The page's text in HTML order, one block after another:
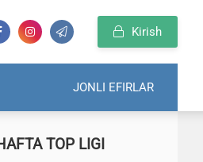
Kirish
JONLI EFIRLAR
TOP LIGI